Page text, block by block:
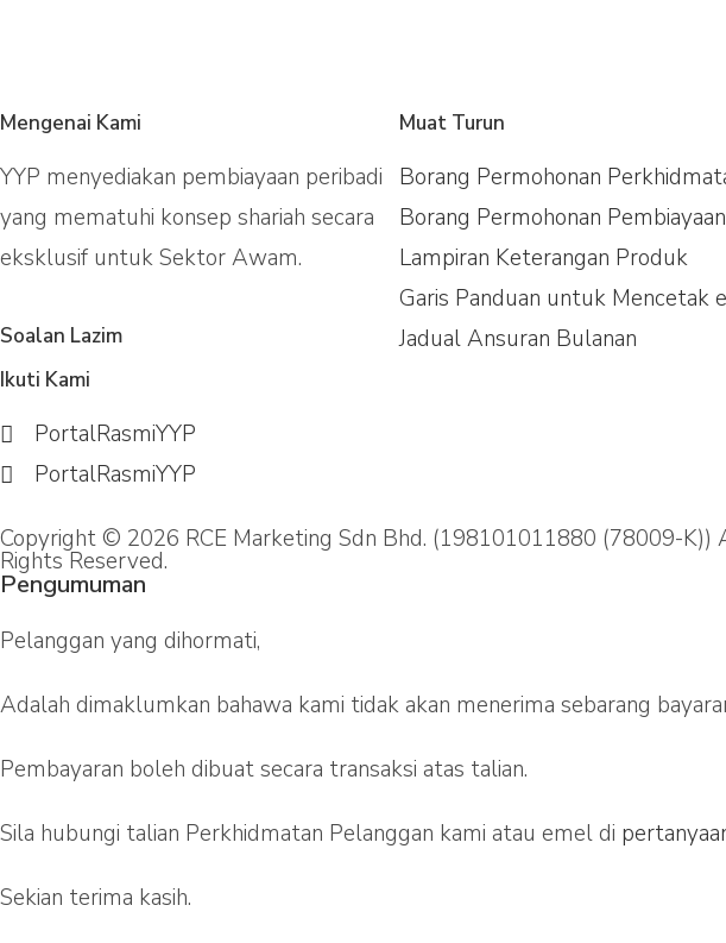
Mengenai Kami
YYP menyediakan pembiayaan peribadi
yang mematuhi konsep shariah secara
eksklusif untuk Sektor Awam.
Soalan Lazim
Ikuti Kami
PortalRasmiYYP
PortalRasmiYYP
Muat Turun
Borang Permohonan
Borang Permohonan Pembiayaan
Lampiran Keterangan Produk
Garis Panduan untuk Mencetak
Jadual Ansuran Bulanan
Copyright © 2026 RCE Marketing Sdn Bhd. (198101011880 (78009-K))
Rights Reserved.
Pengumuman
Pelanggan yang dihormati,
Adalah dimaklumkan bahawa kami tidak akan menerima sebarang
Pembayaran boleh dibuat secara transaksi atas talian.
Sila hubungi talian Perkhidmatan Pelanggan kami atau emel di
Sekian terima kasih.